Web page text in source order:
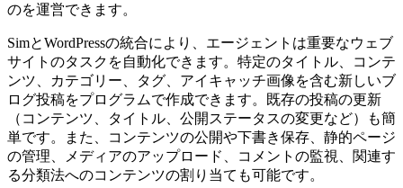
のを運営できます。
SimとWordPressの統合により、エージェントは重要なウェブ
サイトのタスクを自動化できます。特定のタイトル、コンテ
ンツ、カテゴリー、タグ、アイキャッチ画像を含む新しいブ
ログ投稿をプログラムで作成できます。既存の投稿の更新
（コンテンツ、タイトル、公開ステータスの変更など）も簡
単です。また、コンテンツの公開や下書き保存、静的ページ
の管理、メディアのアップロード、コメントの監視、関連す
る分類法へのコンテンツの割り当ても可能です。